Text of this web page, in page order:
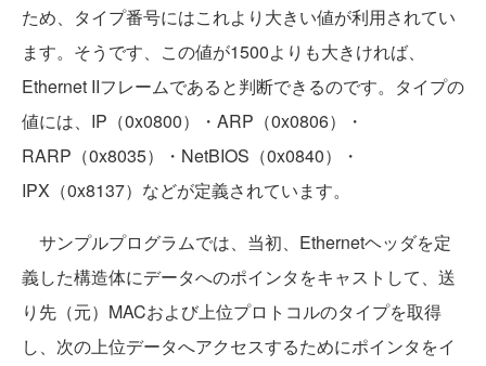
ため、タイプ番号にはこれより大きい値が利用されてい
ます。そうです、この値が1500よりも大きければ、
Ethernet IIフレームであると判断できるのです。タイプの
値には、IP（0x0800）・ARP（0x0806）・
RARP（0x8035）・NetBIOS（0x0840）・
IPX（0x8137）などが定義されています。
サンプルプログラムでは、当初、Ethernetヘッダを定
義した構造体にデータへのポインタをキャストして、送
り先（元）MACおよび上位プロトコルのタイプを取得
し、次の上位データへアクセスするためにポインタをイ